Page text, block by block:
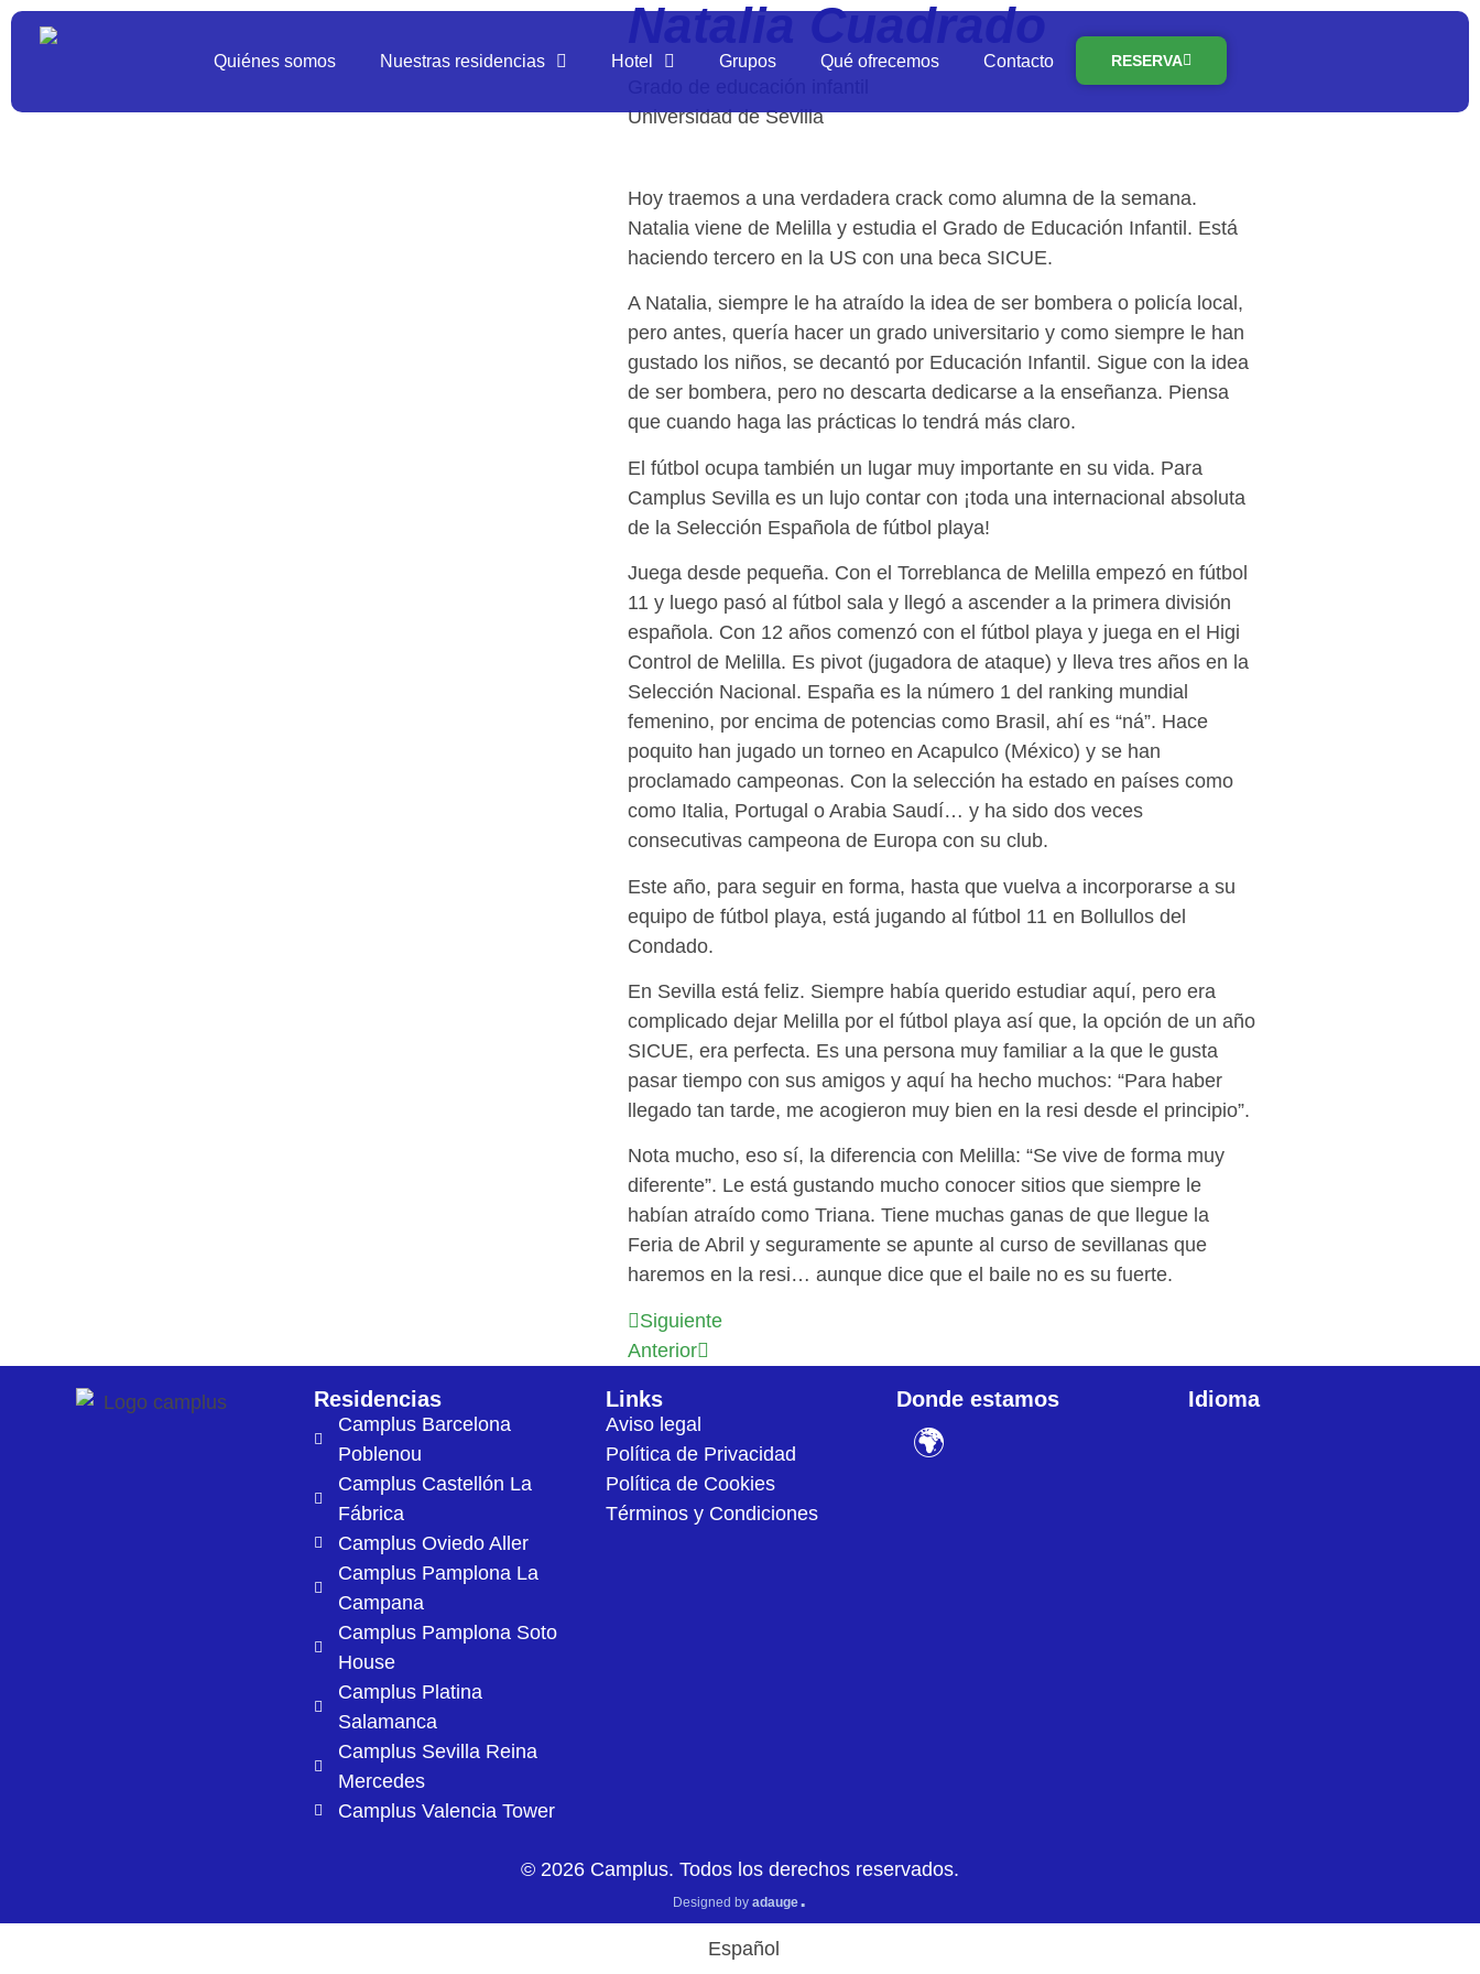
Quiénes somos Nuestras residencias Hotel Grupos Qué ofrecemos Contacto RESERVA
Natalia Cuadrado
Universidad de Sevilla
Hoy traemos a una verdadera crack como alumna de la semana.
Natalia viene de Melilla y estudia el Grado de Educación Infantil. Está
haciendo tercero en la US con una beca SICUE.
A Natalia, siempre le ha atraído la idea de ser bombera o policía local,
pero antes, quería hacer un grado universitario y como siempre le han
gustado los niños, se decantó por Educación Infantil. Sigue con la idea
de ser bombera, pero no descarta dedicarse a la enseñanza. Piensa
que cuando haga las prácticas lo tendrá más claro.
El fútbol ocupa también un lugar muy importante en su vida. Para
Camplus Sevilla es un lujo contar con ¡toda una internacional absoluta
de la Selección Española de fútbol playa!
Juega desde pequeña. Con el Torreblanca de Melilla empezó en fútbol
11 y luego pasó al fútbol sala y llegó a ascender a la primera división
española. Con 12 años comenzó con el fútbol playa y juega en el Higi
Control de Melilla. Es pivot (jugadora de ataque) y lleva tres años en la
Selección Nacional. España es la número 1 del ranking mundial
femenino, por encima de potencias como Brasil, ahí es “ná”. Hace
poquito han jugado un torneo en Acapulco (México) y se han
proclamado campeonas. Con la selección ha estado en países como
como Italia, Portugal o Arabia Saudí… y ha sido dos veces
consecutivas campeona de Europa con su club.
Este año, para seguir en forma, hasta que vuelva a incorporarse a su
equipo de fútbol playa, está jugando al fútbol 11 en Bollullos del
Condado.
En Sevilla está feliz. Siempre había querido estudiar aquí, pero era
complicado dejar Melilla por el fútbol playa así que, la opción de un año
SICUE, era perfecta. Es una persona muy familiar a la que le gusta
pasar tiempo con sus amigos y aquí ha hecho muchos: “Para haber
llegado tan tarde, me acogieron muy bien en la resi desde el principio”.
Nota mucho, eso sí, la diferencia con Melilla: “Se vive de forma muy
diferente”. Le está gustando mucho conocer sitios que siempre le
habían atraído como Triana. Tiene muchas ganas de que llegue la
Feria de Abril y seguramente se apunte al curso de sevillanas que
haremos en la resi… aunque dice que el baile no es su fuerte.
Siguiente
Anterior
Residencias
Camplus Barcelona
Poblenou
Camplus Castellón La
Fábrica
Camplus Oviedo Aller
Camplus Pamplona La
Campana
Camplus Pamplona Soto
House
Camplus Platina
Salamanca
Camplus Sevilla Reina
Mercedes
Camplus Valencia Tower
Links
Aviso legal
Política de Privacidad
Política de Cookies
Términos y Condiciones
Donde estamos
🌍
Idioma
© 2026 Camplus. Todos los derechos reservados.
Designed by adauge.
Español